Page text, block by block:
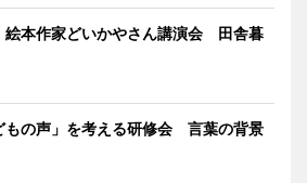
絵本作家どいかやさん講演会 田舎暮
もの声」を考える研修会 言葉の背景